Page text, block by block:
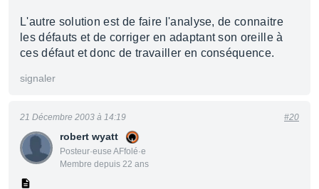
L'autre solution est de faire l'analyse, de connaitre
les défauts et de corriger en adaptant son oreille à
ces défaut et donc de travailler en conséquence.
signaler
robert wyatt
Posteur·euse AFfolé·e
Membre depuis 22 ans
21 Décembre 2003 à 14:19 #20